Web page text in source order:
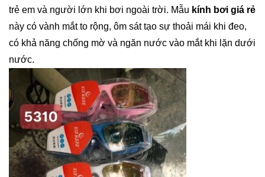
trẻ em và người lớn khi bơi ngoài trời. Mẫu kính bơi giá rẻ
này có vành mắt to rộng, ôm sát tạo sự thoải mái khi đeo,
có khả năng chống mờ và ngăn nước vào mắt khi lặn dưới
nước.